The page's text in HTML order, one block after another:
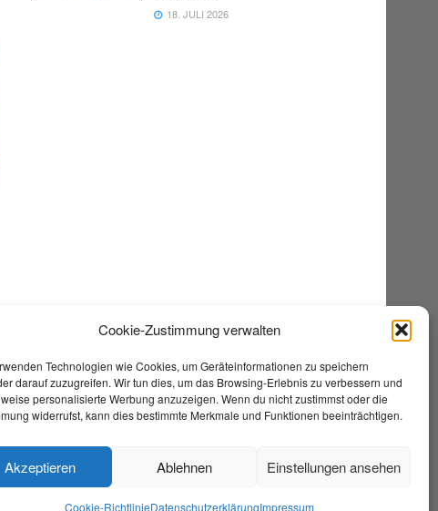
Cookie-Zustimmung verwalten
Technologien wie Cookies, um Geräteinformationen zu speichern
darauf zuzugreifen. Wir tun dies, um das Browsing-Erlebnis zu verbessern und
personalisierte Werbung anzuzeigen. Wenn du nicht zustimmst oder die
widerrufst, kann dies bestimmte Merkmale und Funktionen beeinträchtigen.
Akzeptieren Ablehnen Einstellungen ansehen
Cookie-RichtlinieDatenschutzerklärungImpressum
18. JULI 2026